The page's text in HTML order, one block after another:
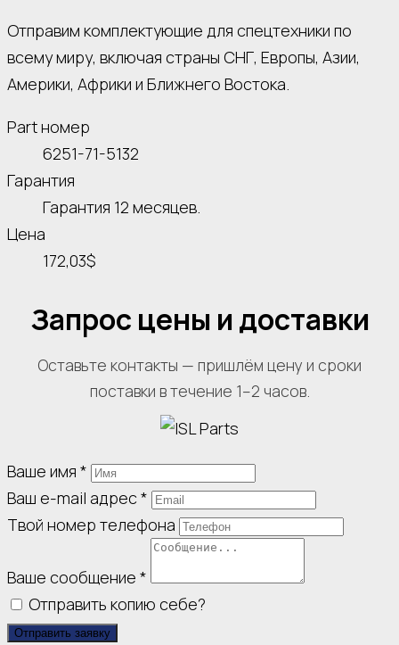
Отправим комплектующие для спецтехники по
всему миру, включая страны СНГ, Европы, Азии,
Америки, Африки и Ближнего Востока.
Part номер
6251-71-5132
Гарантия
Гарантия 12 месяцев.
Цена
172,03$
Запрос цены и доставки
Оставьте контакты — пришлём цену и сроки
поставки в течение 1–2 часов.
Ваше имя *
Ваш e-mail адрес*
Твой номер телефона
Ваше сообщение *
Отправить копию себе?
Отправить заявку